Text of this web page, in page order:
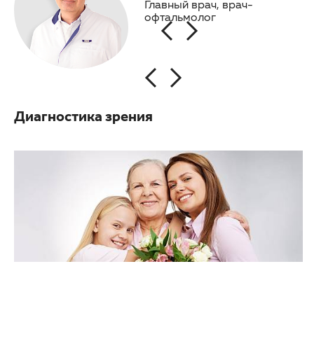
Врач-офтальмолог
Главный врач, врач-
офтальмолог
Диагностика зрения